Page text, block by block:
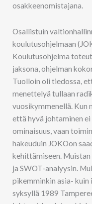
osakkeenomistajana.
Osallistuin
koulutusohjelmaan
Koulutusohjelma
jaksona, ohjelman
Tuolloin oli tiedossa,
menettelyä tullaan
vuosikymmenellä. Kun
että hyvä johtaminen
ominaisuus, vaan
hakeuduin JOKOon
kehittämiseen.
ja SWOT-analyysin.
pikemminkin asia- kuin
syksyllä 1989